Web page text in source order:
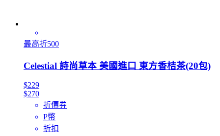
最高折500
Celestial 詩尚草本 美國進口 東方香桔茶(20包)
$229
$270
折價券
P幣
折扣